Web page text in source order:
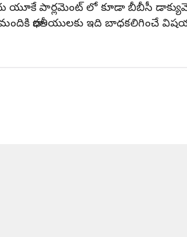
యూకే పార్లమెంట్‌ లో కూడా బీబీసీ
భారతీయులకు ఇది బాధకలిగించే